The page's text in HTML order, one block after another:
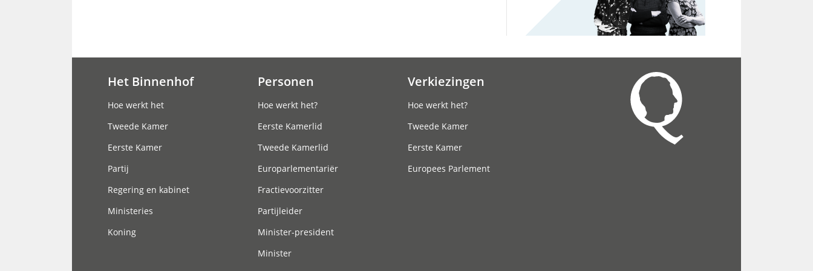
Het Binnenhof
Hoe werkt het
Tweede Kamer
Eerste Kamer
Partij
Regering en kabinet
Ministeries
Koning
Personen
Hoe werkt het?
Eerste Kamerlid
Tweede Kamerlid
Europarlementariër
Fractievoorzitter
Partijleider
Minister-president
Minister
Verkiezingen
Hoe werkt het?
Tweede Kamer
Eerste Kamer
Europees Parlement